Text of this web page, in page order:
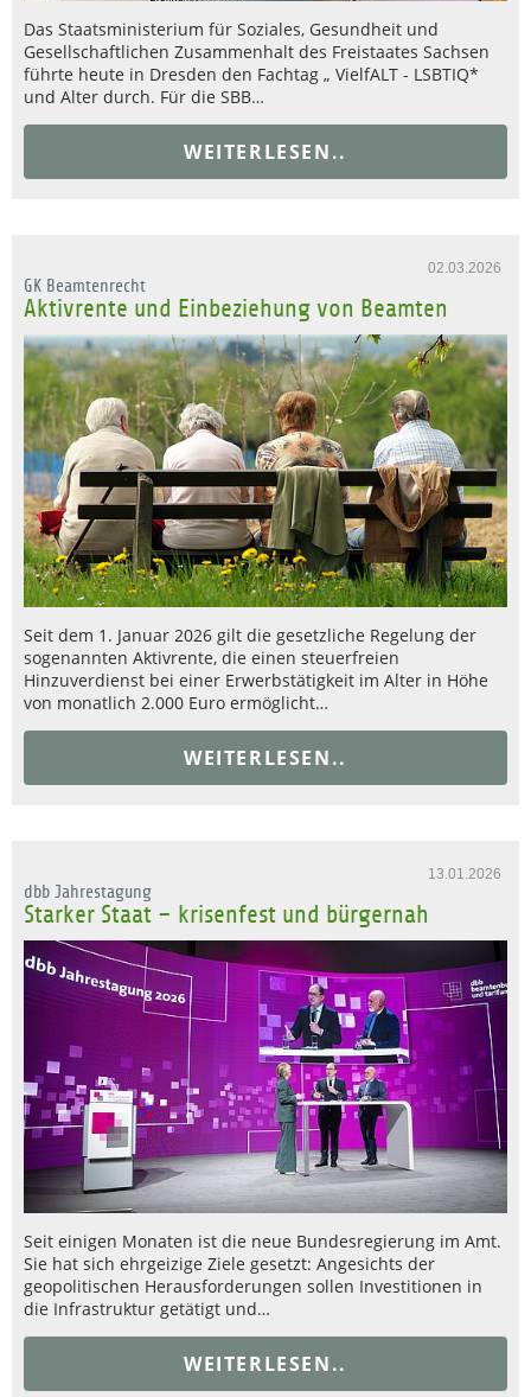
Das Staatsministerium für Soziales, Gesundheit und
Gesellschaftlichen Zusammenhalt des Freistaates Sachsen
führte heute in Dresden den Fachtag „ VielfALT - LSBTIQ*
und Alter durch. Für die SBB…
WEITERLESEN..
02.03.2026
GK Beamtenrecht
Aktivrente und Einbeziehung von Beamten
Seit dem 1. Januar 2026 gilt die gesetzliche Regelung der
sogenannten Aktivrente, die einen steuerfreien
Hinzuverdienst bei einer Erwerbstätigkeit im Alter in Höhe
von monatlich 2.000 Euro ermöglicht…
WEITERLESEN..
13.01.2026
dbb Jahrestagung
Starker Staat – krisenfest und bürgernah
Seit einigen Monaten ist die neue Bundesregierung im Amt.
Sie hat sich ehrgeizige Ziele gesetzt: Angesichts der
geopolitischen Herausforderungen sollen Investitionen in
die Infrastruktur getätigt und…
WEITERLESEN..